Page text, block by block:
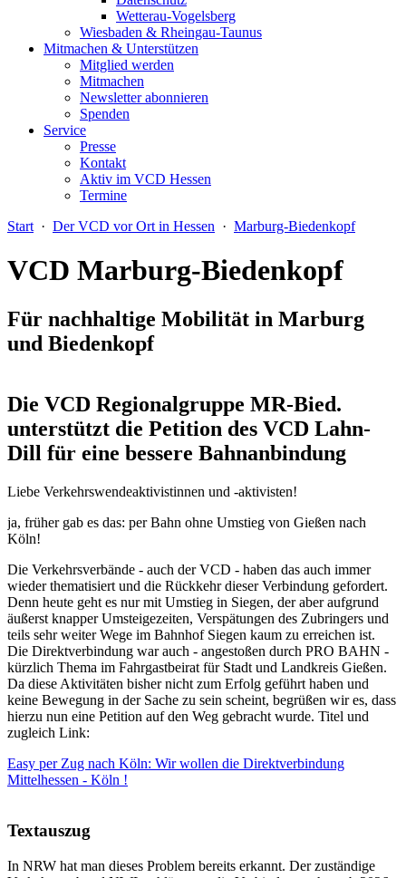
Wetterau-Vogelsberg
Wiesbaden & Rheingau-Taunus
Mitmachen & Unterstützen
Mitglied werden
Mitmachen
Newsletter abonnieren
Spenden
Service
Presse
Kontakt
Aktiv im VCD Hessen
Termine
Start · Der VCD vor Ort in Hessen · Marburg-Biedenkopf
VCD Marburg-Biedenkopf
Für nachhaltige Mobilität in Marburg
und Biedenkopf
Die VCD Regionalgruppe MR-Bied.
unterstützt die Petition des VCD Lahn-
Dill für eine bessere Bahnanbindung
Liebe Verkehrswendeaktivistinnen und -aktivisten!
ja, früher gab es das: per Bahn ohne Umstieg von Gießen nach
Köln!
Die Verkehrsverbände - auch der VCD - haben das auch immer
wieder thematisiert und die Rückkehr dieser Verbindung gefordert.
Denn heute geht es nur mit Umstieg in Siegen, der aber aufgrund
äußerst knapper Umsteigezeiten, Verspätungen des Zubringers und
teils sehr weiter Wege im Bahnhof Siegen kaum zu erreichen ist.
Die Direktverbindung war auch - angestoßen durch PRO BAHN -
kürzlich Thema im Fahrgastbeirat für Stadt und Landkreis Gießen.
Da diese Aktivitäten bisher nicht zum Erfolg geführt haben und
keine Bewegung in der Sache zu sein scheint, begrüßen wir es, dass
hierzu nun eine Petition auf den Weg gebracht wurde. Titel und
zugleich Link:
Easy per Zug nach Köln: Wir wollen die Direktverbindung
Mittelhessen - Köln !
Textauszug
In NRW hat man dieses Problem bereits erkannt. Der zuständige